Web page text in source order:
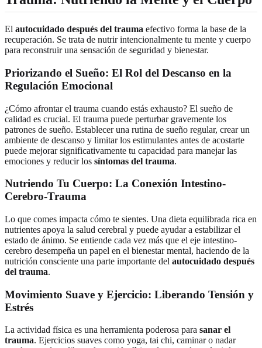
El autocuidado después del trauma efectivo forma la base de la
recuperación. Se trata de nutrir intencionalmente tu mente y cuerpo
para reconstruir una sensación de seguridad y bienestar.
Priorizando el Sueño: El Rol del Descanso en la
Regulación Emocional
¿Cómo afrontar el trauma cuando estás exhausto? El sueño de
calidad es crucial. El trauma puede perturbar gravemente los
patrones de sueño. Establecer una rutina de sueño regular, crear un
ambiente de descanso y limitar los estimulantes antes de acostarte
puede mejorar significativamente tu capacidad para manejar las
emociones y reducir los síntomas del trauma.
Nutriendo Tu Cuerpo: La Conexión Intestino-
Cerebro-Trauma
Lo que comes impacta cómo te sientes. Una dieta equilibrada rica en
nutrientes apoya la salud cerebral y puede ayudar a estabilizar el
estado de ánimo. Se entiende cada vez más que el eje intestino-
cerebro desempeña un papel en el bienestar mental, haciendo de la
nutrición consciente una parte importante del autocuidado después
del trauma.
Movimiento Suave y Ejercicio: Liberando Tensión y
Estrés
La actividad física es una herramienta poderosa para sanar el
trauma. Ejercicios suaves como yoga, tai chi, caminar o nadar